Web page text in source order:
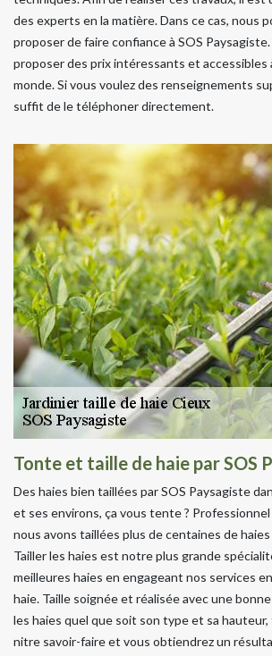
des experts en la matière. Dans ce cas, nous
proposer de faire confiance à SOS
proposer des prix intéressants et accessibles
monde. Si vous voulez des renseignements
suffit de le téléphoner directement.
Tonte et taille de haie par SOS
Des haies bien taillées par SOS Paysagiste
et ses environs, ça vous tente ?
nous avons taillées plus de centaines de
Tailler les haies est notre plus grande
meilleures haies en engageant nos services
haie. Taille soignée et réalisée avec une
les haies quel que soit son type et sa
nitre savoir-faire et vous obtiendrez un